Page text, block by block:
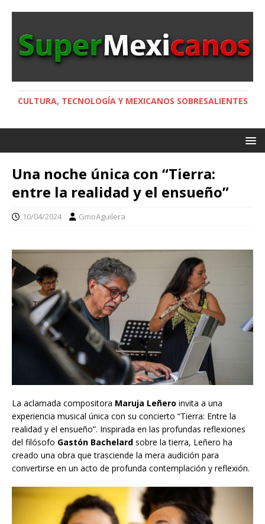
CULTURA, TECNOLOGÍA Y MEXICANOS SOBRESALIENTES
Una noche única con “Tierra:
entre la realidad y el ensueño”
10/04/2024 GmoAguilera
La aclamada compositora Maruja Leñero invita a una
experiencia musical única con su concierto “Tierra: Entre la
realidad y el ensueño”. Inspirada en las profundas reflexiones
del filósofo Gastón Bachelard sobre la tierra, Leñero ha
creado una obra que trasciende la mera audición para
convertirse en un acto de profunda contemplación y reflexión.